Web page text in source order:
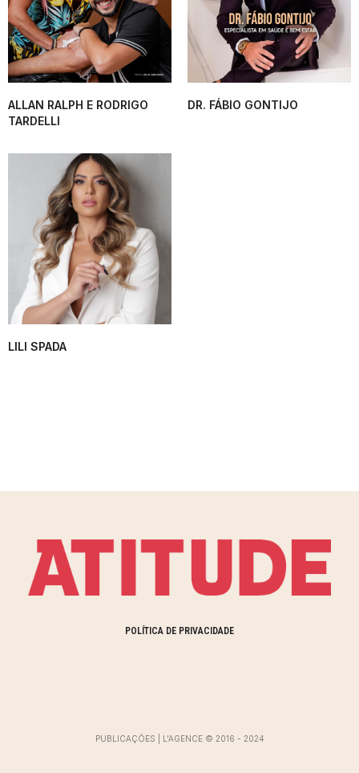
ALLAN RALPH E RODRIGO
TARDELLI
DR. FÁBIO GONTIJO
LILI SPADA
POLÍTICA DE PRIVACIDADE
PUBLICAÇÕES | L'AGENCE © 2016 - 2024